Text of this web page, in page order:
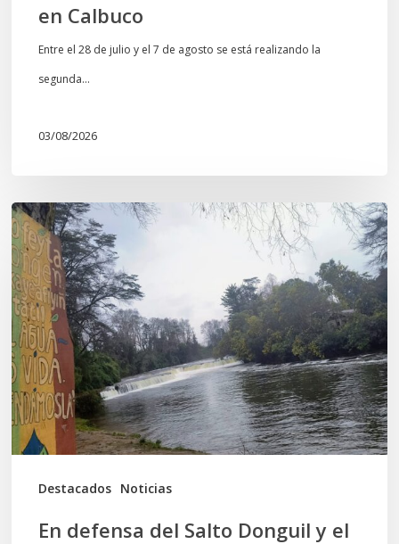
en Calbuco
Entre el 28 de julio y el 7 de agosto se está realizando la
segunda…
03/08/2026
Destacados Noticias
En
defensa
del
Salto
Donguil
y
el
territorio
Kuzpe
Mapu
En defensa del Salto Donguil y el